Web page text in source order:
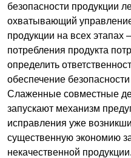
безопасности продукции
охватывающий
продукции на всех этапах
потребления продукта
определить
обеспечение
Слаженные совместные
запускают механизм
исправления уже
существенную экономию
некачественной